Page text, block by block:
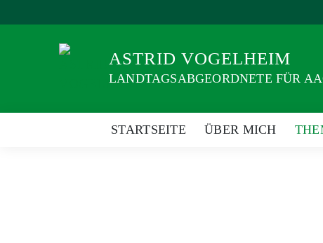
zum
ASTRID VOGELHEIM
LANDTAGSABGEORDNETE FÜR
STARTSEITE ÜBER MICH